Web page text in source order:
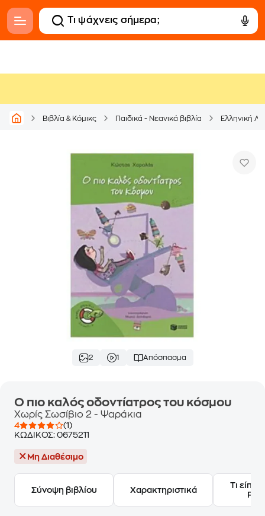
Βιβλία & Κόμικς Παιδικά - Νεανικά βιβλία Ελληνική
2 1 Απόσπασμα
Ο πιο καλός οδοντίατρος του κόσμου
Χωρίς Σωσίβιο 2 - Ψαράκια
4
(1)
ΚΩΔΙΚΟΣ: 0675211
Μη Διαθέσιμο
Σύνοψη βιβλίου Χαρακτηριστικά
Τι